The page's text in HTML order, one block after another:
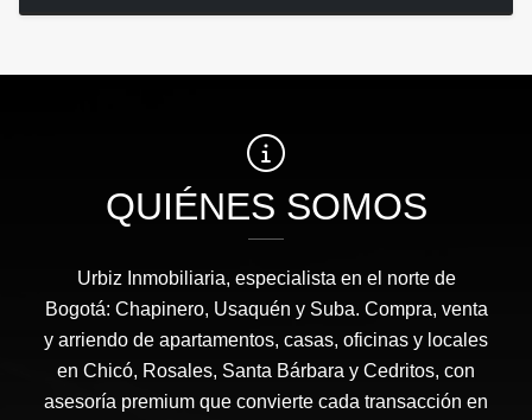
QUIÉNES SOMOS
Urbiz Inmobiliaria, especialista en el norte de
Bogotá: Chapinero, Usaquén y Suba. Compra, venta
y arriendo de apartamentos, casas, oficinas y locales
en Chicó, Rosales, Santa Bárbara y Cedritos, con
asesoría premium que convierte cada transacción en